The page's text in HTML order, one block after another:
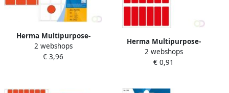
Herma Multipurpose-
etiketten 25 x 40 mm rood
permanent hechtend om
2 webshops
€ 3,96
Herma Multipurpose-
etiketten 12 x 34 mm rood
permanent hechtend om
2 webshops
€ 0,91